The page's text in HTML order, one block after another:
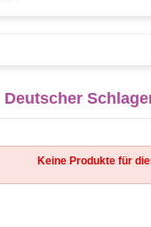
Deutscher
Keine Produkte für